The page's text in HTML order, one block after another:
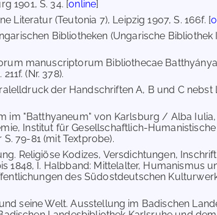
1901, S. 34. [online]
Literatur (Teutonia 7), Leipzig 1907, S. 166f. [
Bibliotheken (Ungarische Bibliothek
manuscriptorum Bibliothecae
(Nr. 378).
der Handschriften A, B und C
im "Batthyaneum" von Karlsburg / Alba
Institut für Gesellschaftlich-
79-81 (mit Textprobe).
Religiöse Kodizes, Versdichtungen,
1848, I. Halbband: Mittelalter, Humanismus
des Südostdeutschen
seine Welt. Ausstellung im Badischen